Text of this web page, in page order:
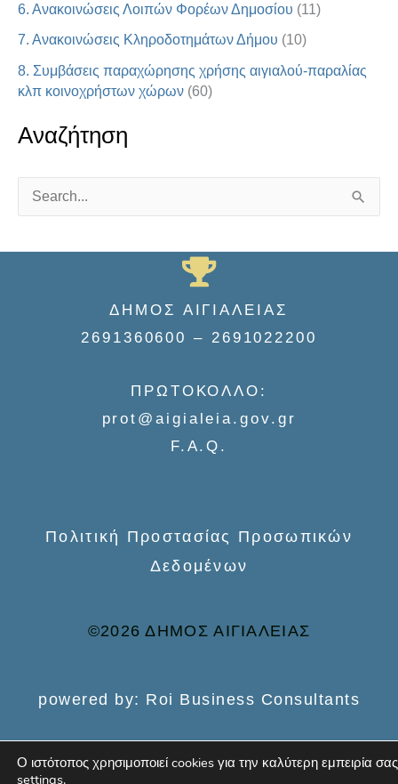
6. Ανακοινώσεις Λοιπών Φορέων Δημοσίου (11)
7. Ανακοινώσεις Κληροδοτημάτων Δήμου (10)
8. Συμβάσεις παραχώρησης χρήσης αιγιαλού-παραλίας
κλπ κοινοχρήστων χώρων (60)
Αναζήτηση
a
ΔΗΜΟΣ ΑΙΓΙΑΛΕΙΑΣ
2691360600 – 2691022200
ΠΡΩΤΟΚΟΛΛΟ:
prot@aigialeia.gov.gr
F.A.Q.
Πολιτική Προστασίας Προσωπικών
Δεδομένων
©2026 ΔΗΜΟΣ ΑΙΓΙΑΛΕΙΑΣ
powered by: Roi Business Consultants
Ο ιστότοπος χρησιμοποιεί cookies για την καλύτερη εμπειρία σας
settings.